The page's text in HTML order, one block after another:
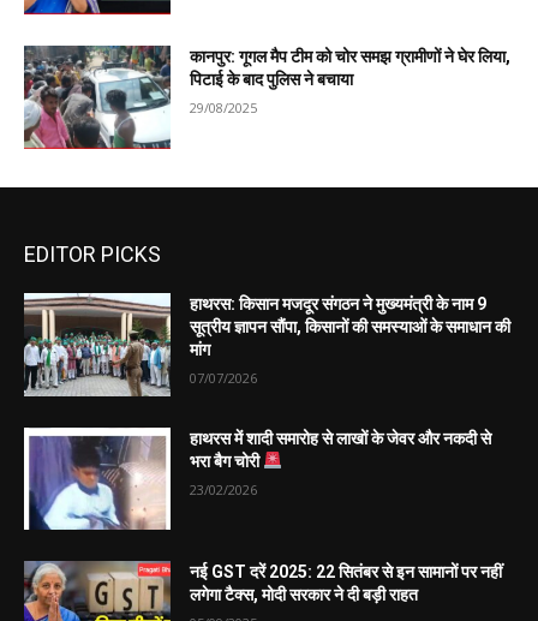
कानपुर: गूगल मैप टीम को चोर समझ ग्रामीणों ने घेर लिया,
पिटाई के बाद पुलिस ने बचाया
29/08/2025
EDITOR PICKS
हाथरस: किसान मजदूर संगठन ने मुख्यमंत्री के नाम 9
सूत्रीय ज्ञापन सौंपा, किसानों की समस्याओं के समाधान की
मांग
07/07/2026
हाथरस में शादी समारोह से लाखों के जेवर और नकदी से
भरा बैग चोरी
23/02/2026
नई GST दरें 2025: 22 सितंबर से इन सामानों पर नहीं
लगेगा टैक्स, मोदी सरकार ने दी बड़ी राहत